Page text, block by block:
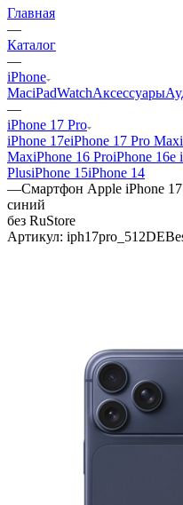
Главная
—
Каталог
—
iPhone
MaciPadWatchАксессуары
—
iPhone 17 Pro
iPhone 17eiPhone 17 Pro Max
MaxiPhone 16 ProiPhone 16e
PlusiPhone 15iPhone 14
—Смартфон Apple iPhone
синий
без RuStore
Артикул: